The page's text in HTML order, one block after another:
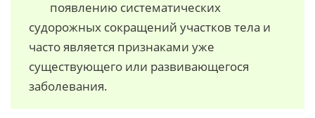
появлению систематических
судорожных сокращений участков тела и
часто является признаками уже
существующего или развивающегося
заболевания.